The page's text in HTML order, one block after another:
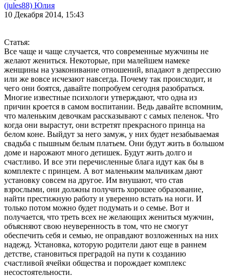
(jules88) Юлия
10 Декабря 2014, 15:43
Статья:
Все чаще и чаще случается, что современные мужчины не
желают жениться. Некоторые, при малейшем намеке
женщины на узаконивание отношений, впадают в депрессию
или же вовсе исчезают навсегда. Почему так происходит, и
чего они боятся, давайте попробуем сегодня разобраться.
Многие известные психологи утверждают, что одна из
причин кроется в самом воспитании. Ведь давайте вспомним,
что маленьким девочкам рассказывают с самых пеленок. Что
когда они вырастут, они встретят прекрасного принца на
белом коне. Выйдут за него замуж, у них будет незабываемая
свадьба с пышным белым платьем. Они будут жить в большом
доме и нарожают много детишек. Будут жить долго и
счастливо. И все эти перечисленные блага идут как бы в
комплекте с принцем. А вот маленьким мальчикам дают
установку совсем на другое. Им внушают, что став
взрослыми, они должны получить хорошее образование,
найти престижную работу и уверенно встать на ноги. И
только потом можно будет подумать и о семье. Вот и
получается, что треть всех не желающих жениться мужчин,
объясняют свою неуверенность в том, что не смогут
обеспечить себя и семью, не оправдают возложенных на них
надежд. Установка, которую родители дают еще в раннем
детстве, становиться преградой на пути к созданию
счастливой ячейки общества и порождает комплекс
несостоятельности.